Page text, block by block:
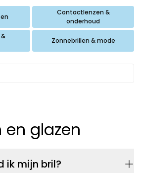
Contactlenzen &
onderhoud
Zonnebrillen & mode
en glazen
ik mijn bril?